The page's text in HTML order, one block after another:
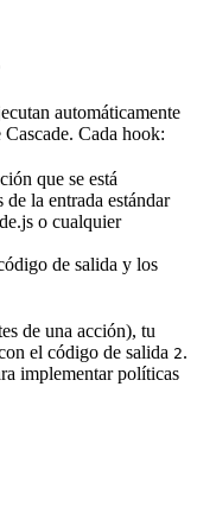
automáticamente
Cada hook:
que se está
la entrada estándar
o cualquier
de salida y los
de una acción), tu
el código de salida 2.
implementar políticas